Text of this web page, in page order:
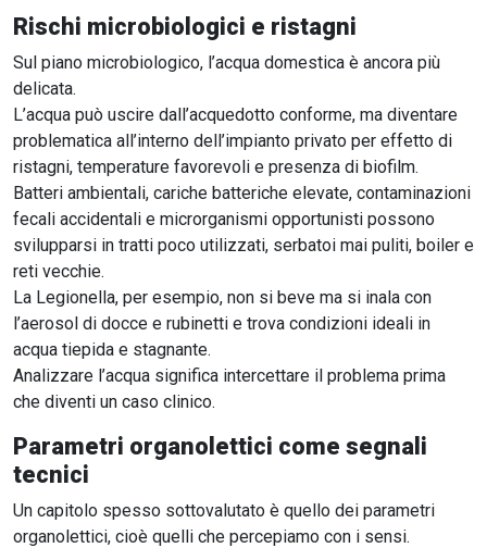
Rischi microbiologici e ristagni
Sul piano microbiologico, l’acqua domestica è ancora più
delicata.
L’acqua può uscire dall’acquedotto conforme, ma diventare
problematica all’interno dell’impianto privato per effetto di
ristagni, temperature favorevoli e presenza di biofilm.
Batteri ambientali, cariche batteriche elevate, contaminazioni
fecali accidentali e microrganismi opportunisti possono
svilupparsi in tratti poco utilizzati, serbatoi mai puliti, boiler e
reti vecchie.
La Legionella, per esempio, non si beve ma si inala con
l’aerosol di docce e rubinetti e trova condizioni ideali in
acqua tiepida e stagnante.
Analizzare l’acqua significa intercettare il problema prima
che diventi un caso clinico.
Parametri organolettici come segnali
tecnici
Un capitolo spesso sottovalutato è quello dei parametri
organolettici, cioè quelli che percepiamo con i sensi.